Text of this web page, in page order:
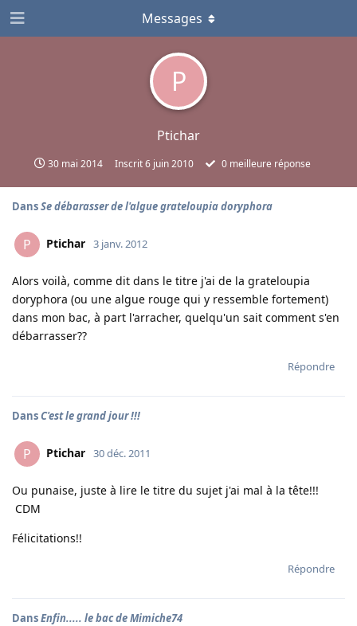
P
Ptichar
30 mai 2014 Inscrit6 juin 2010 0 meilleure réponse
Messages
DansSe débarasser de l'algue grateloupia doryphora
P Ptichar 3 janv. 2012
Alors voilà, comme dit dans le titre j'ai de la grateloupia
doryphora (ou une algue rouge qui y ressemble fortement)
dans mon bac, à part l'arracher, quelqu'un sait comment s'en
débarrasser??
Répondre
DansC'est le grand jour !!!
P Ptichar 30 déc. 2011
Ou punaise, juste à lire le titre du sujet j'ai mal à la tête!!!
CDM
Félicitations!!
Répondre
DansEnfin..... le bac de Mimiche74